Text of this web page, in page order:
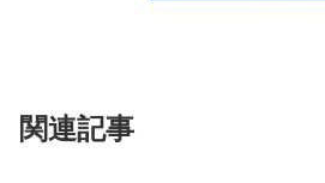
関連記事